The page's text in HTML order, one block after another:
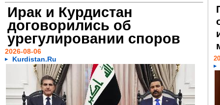
Ирак и Курдистан
договорились об
урегулировании споров
2026-08-06
Kurdistan.Ru